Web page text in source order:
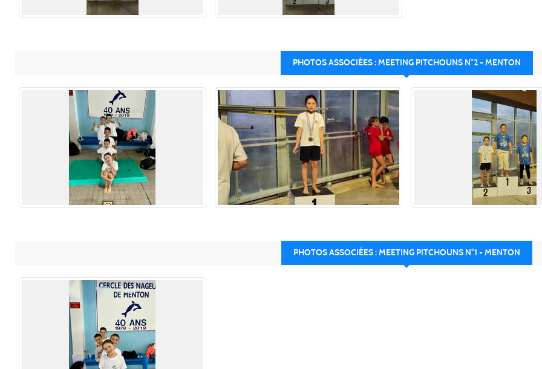
PHOTOS ASSOCIÉES : MEETING PITCHOUNS N°2 - MENTON
PHOTOS ASSOCIÉES : MEETING PITCHOUNS N°1 - MENTON